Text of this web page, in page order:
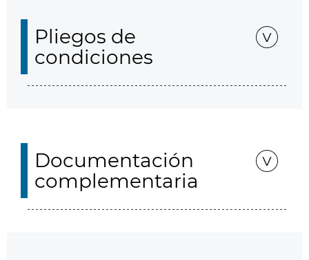
Pliegos de
condiciones
Documentación
complementaria